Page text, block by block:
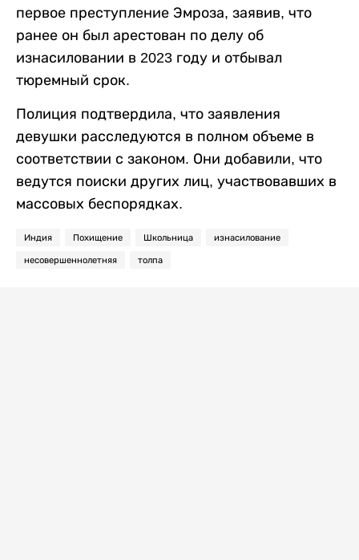
первое преступление Эмроза, заявив, что
ранее он был арестован по делу об
изнасиловании в 2023 году и отбывал
тюремный срок.
Полиция подтвердила, что заявления
девушки расследуются в полном объеме в
соответствии с законом. Они добавили, что
ведутся поиски других лиц, участвовавших в
массовых беспорядках.
Индия Похищение Школьница изнасилование
несовершеннолетняя толпа